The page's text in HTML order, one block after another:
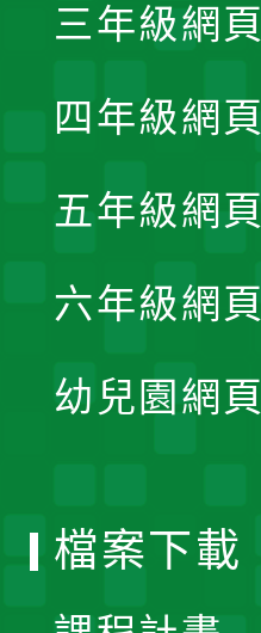
三年級網頁
四年級網頁
五年級網頁
六年級網頁
幼兒園網頁
檔案下載